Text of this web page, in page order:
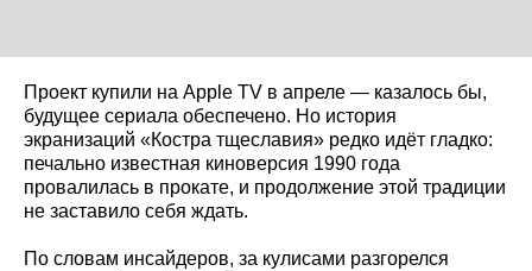
Проект купили на Apple TV в апреле — казалось бы,
будущее сериала обеспечено. Но история
экранизаций «Костра тщеславия» редко идёт гладко:
печально известная киноверсия 1990 года
провалилась в прокате, и продолжение этой традиции
не заставило себя ждать.
По словам инсайдеров, за кулисами разгорелся